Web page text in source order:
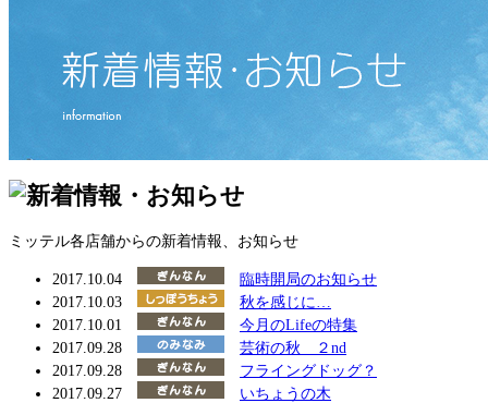
ミッテル各店舗からの新着情報、お知らせ
2017.10.04
臨時開局のお知らせ
2017.10.03
秋を感じに…
2017.10.01
今月のLifeの特集
2017.09.28
芸術の秋 ２nd
2017.09.28
フライングドッグ？
2017.09.27
いちょうの木